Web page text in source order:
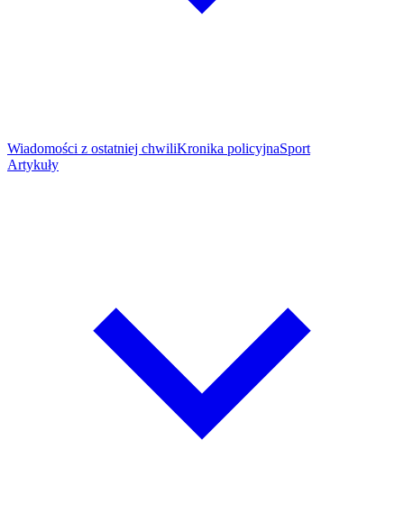
Wiadomości z ostatniej chwiliKronika policyjnaSport
Artykuły